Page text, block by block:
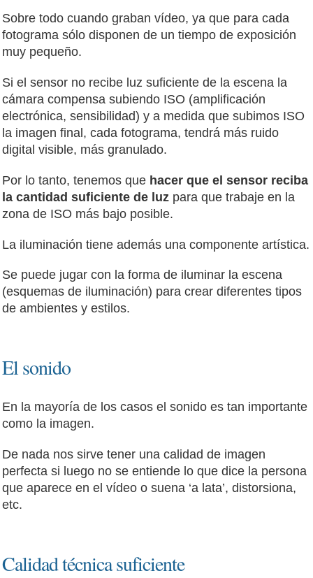
Sobre todo cuando graban vídeo, ya que para cada
fotograma sólo disponen de un tiempo de exposición
muy pequeño.
Si el sensor no recibe luz suficiente de la escena la
cámara compensa subiendo ISO (amplificación
electrónica, sensibilidad) y a medida que subimos ISO
la imagen final, cada fotograma, tendrá más ruido
digital visible, más granulado.
Por lo tanto, tenemos que hacer que el sensor reciba
la cantidad suficiente de luz para que trabaje en la
zona de ISO más bajo posible.
La iluminación tiene además una componente artística.
Se puede jugar con la forma de iluminar la escena
(esquemas de iluminación) para crear diferentes tipos
de ambientes y estilos.
El sonido
En la mayoría de los casos el sonido es tan importante
como la imagen.
De nada nos sirve tener una calidad de imagen
perfecta si luego no se entiende lo que dice la persona
que aparece en el vídeo o suena ‘a lata’, distorsiona,
etc.
Calidad técnica suficiente